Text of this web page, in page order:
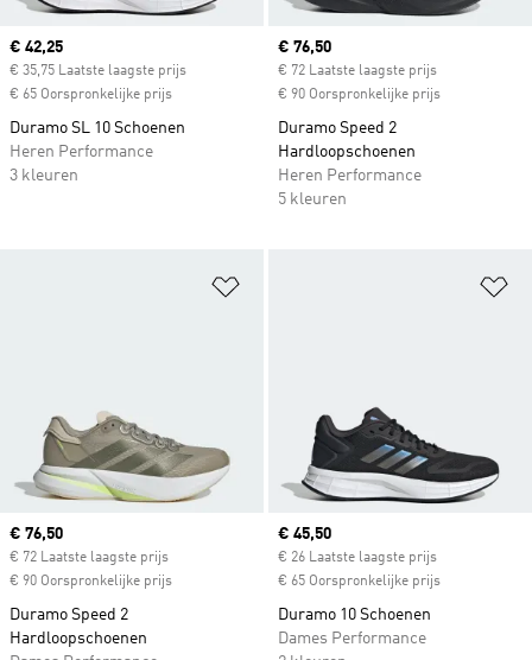
Current price
€ 42,25
€ 35,75 Laatste laagste prijs
€ 65 Oorspronkelijke prijs
Duramo SL 10 Schoenen
Heren Performance
3 kleuren
Current price
€ 76,50
€ 72 Laatste laagste prijs
€ 90 Oorspronkelijke prijs
Duramo Speed 2
Hardloopschoenen
Heren Performance
5 kleuren
Current price
€ 76,50
€ 72 Laatste laagste prijs
€ 90 Oorspronkelijke prijs
Duramo Speed 2
Hardloopschoenen
Current price
€ 45,50
€ 26 Laatste laagste prijs
€ 65 Oorspronkelijke prijs
Duramo 10 Schoenen
Dames Performance